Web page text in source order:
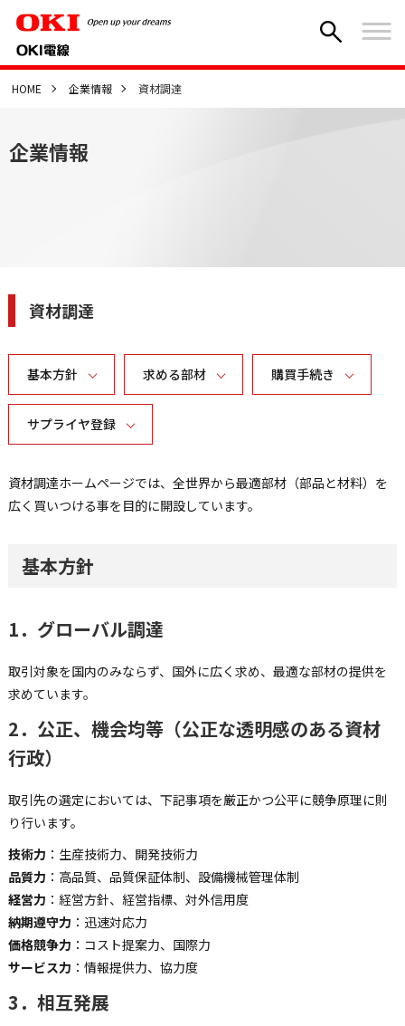
HOME 企業情報 資材調達
企業情報
資材調達
基本方針 求める部材 購買手続き
サプライヤ登録
資材調達ホームページでは、全世界から最適部材（部品と材料）を
広く買いつける事を目的に開設しています。
基本方針
1．グローバル調達
取引対象を国内のみならず、国外に広く求め、最適な部材の提供を
求めています。
2．公正、機会均等（公正な透明感のある資材
行政）
取引先の選定においては、下記事項を厳正かつ公平に競争原理に則
り行います。
技術力 ：生産技術力、開発技術力
品質力 ：高品質、品質保証体制、設備機械管理体制
経営力 ：経営方針、経営指標、対外信用度
納期遵守力 ：迅速対応力
価格競争力 ：コスト提案力、国際力
サービス力 ：情報提供力、協力度
3．相互発展